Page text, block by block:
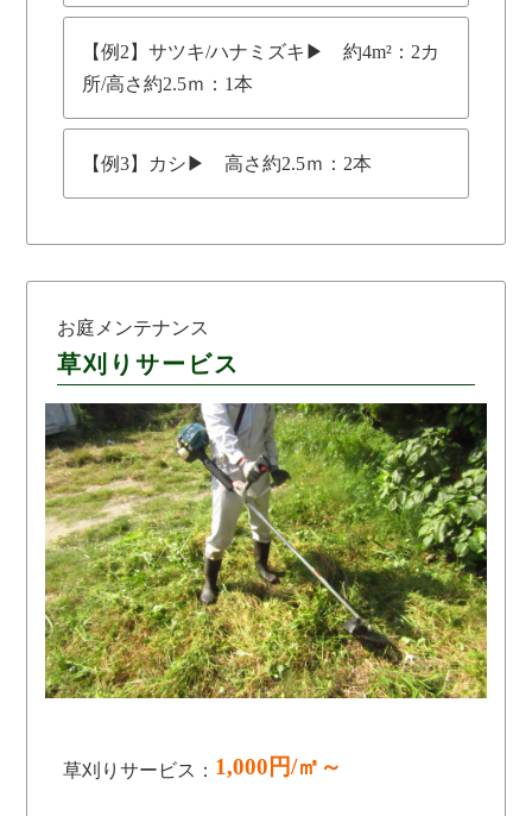
【例2】サツキ/ハナミズキ▶ 約4m²：2カ
所/高さ約2.5ｍ：1本
【例3】カシ▶ 高さ約2.5ｍ：2本
お庭メンテナンス
草刈りサービス
草刈りサービス： 1,000円/㎡～